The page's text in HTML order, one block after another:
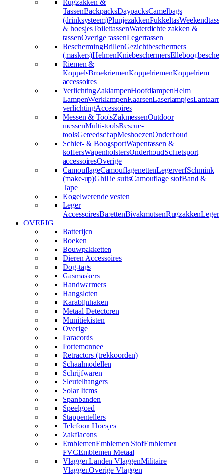
Rugzakken &
TassenBackpacksDaypacksCamelbags
(drinksysteem)PlunjezakkenPukkeltas
& hoesjesToilettassenWaterdichte zakken &
tassenOverige tassenLegertassen
BeschermingBrillenGezichtbeschermers
(maskers)HelmenKniebeschermers
Riemen &
KoppelsBroekriemenKoppelriemenKoppelriem
accessoires
VerlichtingZaklampenHoofdlampenHelm
LampenWerklampenKaarsenLaserlampjes
verlichtingAccessoires
Messen & ToolsZakmessenOutdoor
messenMulti-toolsRescue-
toolsGereedschapMeshoezenOnderhoud
Schiet- & BoogsportWapentassen &
koffersWapenholstersOnderhoudSchietsport
accessoiresOverige
CamouflageCamouflagenettenLegerverfSchmink
(make-up)Ghillie suitsCamouflage stofBand &
Tape
Kogelwerende vesten
Leger
AccessoiresBarettenBivakmutsenRugzakken
OVERIG
Batterijen
Boeken
Bouwpakketten
Dieren Accessoires
Dog-tags
Gasmaskers
Handwarmers
Hangsloten
Karabijnhaken
Metaal Detectoren
Munitiekisten
Overige
Paracords
Portemonnee
Retractors (trekkoorden)
Schaalmodellen
Schrijfwaren
Sleutelhangers
Solar Items
Spanbanden
Speelgoed
Stappentellers
Telefoon Hoesjes
Zakflacons
EmblemenEmblemen StofEmblemen
PVCEmblemen Metaal
VlaggenLanden VlaggenMilitaire
VlaggenOverige Vlaggen